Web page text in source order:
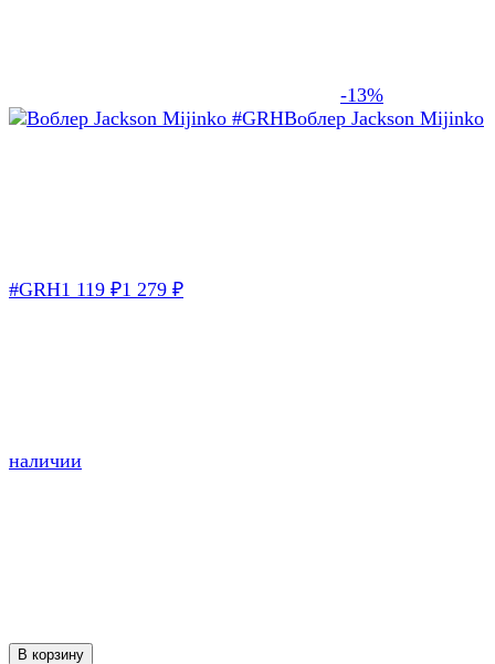
-13%
Воблер Jackson Mijinko
#GRH1 119 ₽1 279 ₽
наличии
В корзину